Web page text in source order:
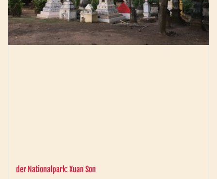
der Nationalpark: Xuan Son